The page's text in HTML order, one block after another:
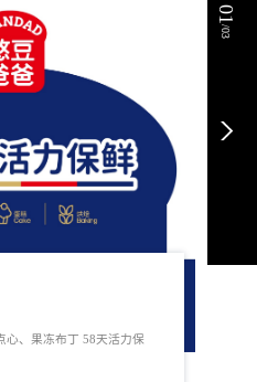
心、果冻布丁 58天活力保
01
/03